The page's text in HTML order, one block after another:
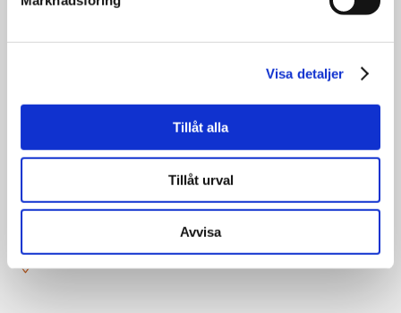
Visa detaljer
Tillåt alla
Tillåt urval
Avvisa
31
augusti
Terminsstart Hösten 2026